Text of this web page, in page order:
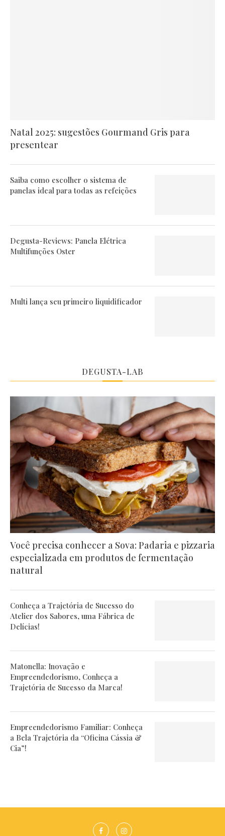
Natal 2025: sugestões Gourmand Gris para
presentear
Saiba como escolher o sistema de
panelas ideal para todas as refeições
Degusta-Reviews: Panela Elétrica
Multifunções Oster
Multi lança seu primeiro liquidificador
DEGUSTA-LAB
Você precisa conhecer a Sova: Padaria e pizzaria
especializada em produtos de fermentação
natural
Conheça a Trajetória de Sucesso do
Atelier dos Sabores, uma Fábrica de
Delícias!
Matonella: Inovação e
Empreendedorismo, Conheça a
Trajetória de Sucesso da Marca!
Empreendedorismo Familiar: Conheça
a Bela Trajetória da “Oficina Cássia &
Cia”!